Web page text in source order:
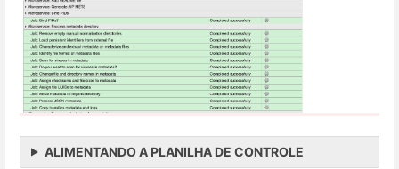
ALIMENTANDO A PLANILHA DE CONTROLE